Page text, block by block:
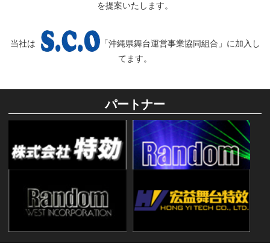
を提案いたします。
当社は
「沖縄県舞台運営事業協同組合」に加入し
てます。
パートナー